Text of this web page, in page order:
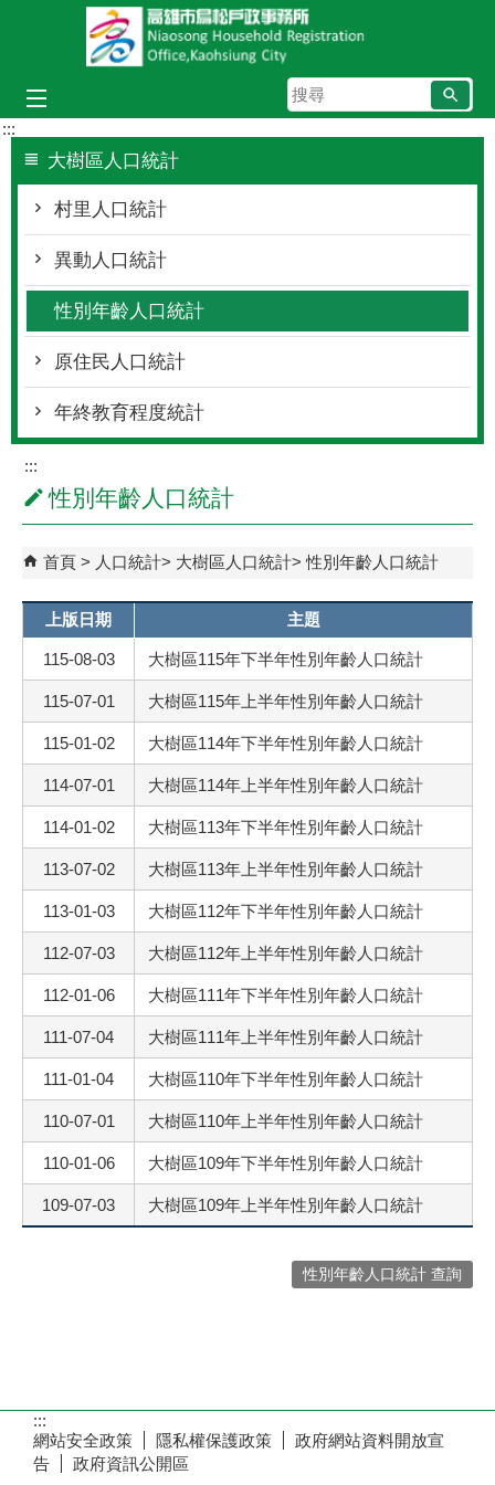
跳到主要內容區塊
搜
尋
:::
大樹區人口統計
村里人口統計
異動人口統計
性別年齡人口統計
原住民人口統計
年終教育程度統計
:::
性別年齡人口統計
首頁 人口統計 大樹區人口統計 性別年齡人口統計
上版日期 主題
115-08-03 大樹區115年下半年性別年齡人口統計
115-07-01 大樹區115年上半年性別年齡人口統計
115-01-02 大樹區114年下半年性別年齡人口統計
114-07-01 大樹區114年上半年性別年齡人口統計
114-01-02 大樹區113年下半年性別年齡人口統計
113-07-02 大樹區113年上半年性別年齡人口統計
113-01-03 大樹區112年下半年性別年齡人口統計
112-07-03 大樹區112年上半年性別年齡人口統計
112-01-06 大樹區111年下半年性別年齡人口統計
111-07-04 大樹區111年上半年性別年齡人口統計
111-01-04 大樹區110年下半年性別年齡人口統計
110-07-01 大樹區110年上半年性別年齡人口統計
110-01-06 大樹區109年下半年性別年齡人口統計
109-07-03 大樹區109年上半年性別年齡人口統計
性別年齡人口統計 查詢
:::
網站安全政策
隱私權保護政策
政府網站資料開放宣
告
政府資訊公開區